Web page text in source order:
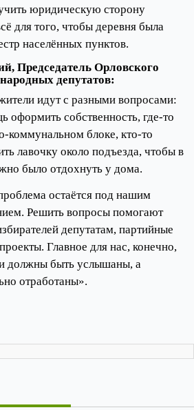
юридическую сторону
для того, чтобы деревня была
населённых пунктов.
Председатель Орловского
депутатов:
идут с разными вопросами:
оформить собственность, где-то
блоке, кто-то
лавочку около подъезда, чтобы в
было отдохнуть у дома.
остаётся под нашим
Решить вопросы помогают
депутатам, партийные
Главное для нас, конечно,
должны быть услышаны, а
отработаны».